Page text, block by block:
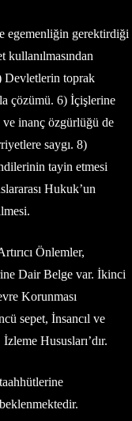
egemenliğin gerektirdiği
kullanılmasından
Devletlerin toprak
çözümü. 6) İçişlerine
inanç özgürlüğü de
saygı. 8)
tayin etmesi
Hukuk’un
Önlemler,
Dair Belge var. İkinci
Korunması
sepet, İnsancıl ve
Hususları’dır.